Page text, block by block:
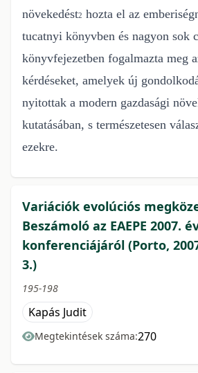
növekedést2 hozta el az
tucatnyi könyvben és nagyon sok
könyvfejezetben fogalmazta meg
kérdéseket, amelyek új
nyitottak a modern gazdasági
kutatásában, s természetesen
ezekre.
Variációk evolúciós
Beszámoló az EAEPE 2007.
konferenciájáról (Porto,
3.)
195-198
Kapás Judit
Megtekintések száma:270